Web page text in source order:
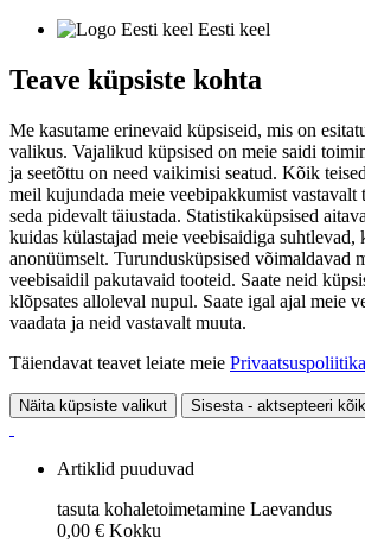
Eesti keel
Teave küpsiste kohta
Me kasutame erinevaid küpsiseid, mis on
valikus. Vajalikud küpsised on meie saidi
ja seetõttu on need vaikimisi seatud. Kõik
meil kujundada meie veebipakkumist vastavalt
seda pidevalt täiustada. Statistikaküpsised
kuidas külastajad meie veebisaidiga suhtlevad,
anonüümselt. Turundusküpsised võimaldavad
veebisaidil pakutavaid tooteid. Saate neid
klõpsates alloleval nupul. Saate igal ajal meie
vaadata ja neid vastavalt muuta.
Täiendavat teavet leiate meie
Näita küpsiste valikut Sisesta - aktsepteeri
Artiklid puuduvad
tasuta kohaletoimetamine Laevandus
0,00 € Kokku